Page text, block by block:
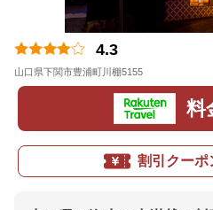
4.3
山口県下関市豊浦町川棚5155
料
割引クーポ